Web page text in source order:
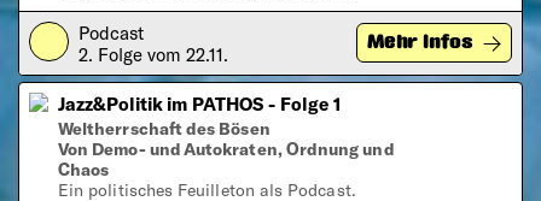
Play Podcast
2. Folge vom 22.11.
Mehr Infos
Jazz&Politik im PATHOS - Folge 1
Weltherrschaft des Bösen
Von Demo- und Autokraten, Ordnung und
Chaos
Ein politisches Feuilleton als Podcast.